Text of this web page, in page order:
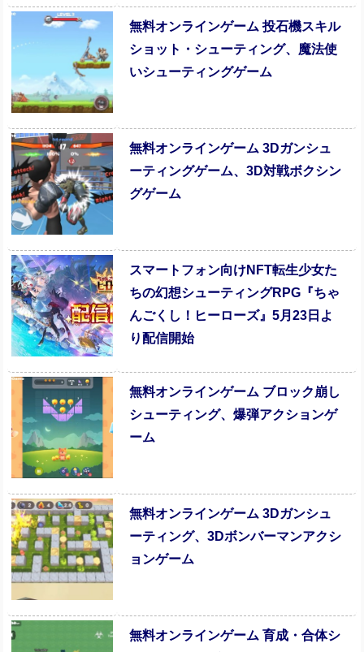
無料オンラインゲーム 投石機スキル
ショット・シューティング、魔法使
いシューティングゲーム
無料オンラインゲーム 3Dガンシュ
ーティングゲーム、3D対戦ボクシン
グゲーム
スマートフォン向けNFT転生少女た
ちの幻想シューティングRPG『ちゃ
んごくし！ヒーローズ』5月23日よ
り配信開始
無料オンラインゲーム ブロック崩し
シューティング、爆弾アクションゲ
ーム
無料オンラインゲーム 3Dガンシュ
ーティング、3Dボンバーマンアクシ
ョンゲーム
無料オンラインゲーム 育成・合体シ